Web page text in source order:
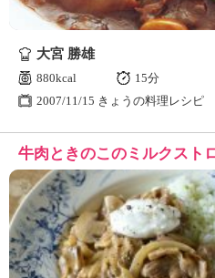
大宮 勝雄
880kcal
15分
2007/11/15 きょうの料理レシピ
牛肉ときのこのミルクスト